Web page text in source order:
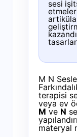
sesi
M N
terapisi
veya ev
M ve N
materyal